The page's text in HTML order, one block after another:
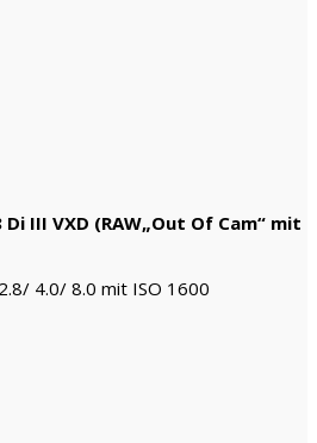
III VXD (RAW„Out Of Cam“ mit
4.0/ 8.0 mit ISO 1600